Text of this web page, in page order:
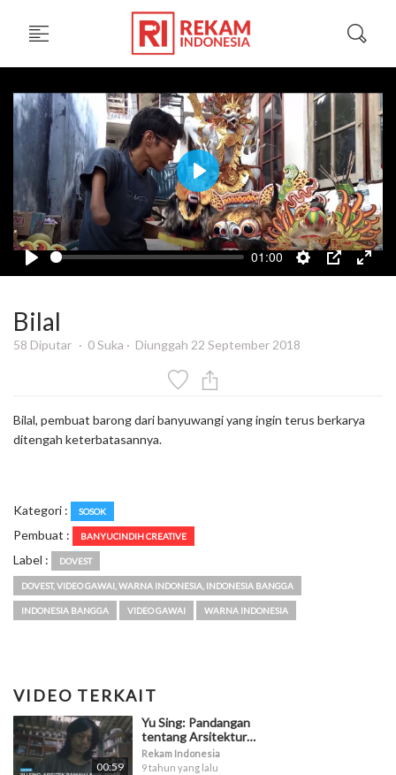
01:00
Play
Bilal
58 Diputar 0 Suka Diunggah 22 September 2018
Bilal, pembuat barong dari banyuwangi yang ingin terus berkarya
ditengah keterbatasannya.
Kategori : SOSOK
Pembuat : BANYUCINDIH CREATIVE
Label : DOVEST
DOVEST, VIDEO GAWAI, WARNA INDONESIA, INDONESIA BANGGA
INDONESIA BANGGA VIDEO GAWAI WARNA INDONESIA
VIDEO TERKAIT
00:59
Yu Sing: Pandangan
tentang Arsitektur
Ramah Lingkungan
Rekam Indonesia
9 tahun yang lalu